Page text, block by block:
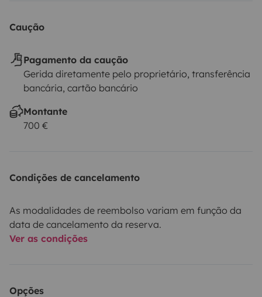
Caução
Pagamento da caução
Gerida diretamente pelo proprietário, transferência
bancária, cartão bancário
Montante
700 €
Condições de cancelamento
As modalidades de reembolso variam em função da
data de cancelamento da reserva.
Ver as condições
Opções